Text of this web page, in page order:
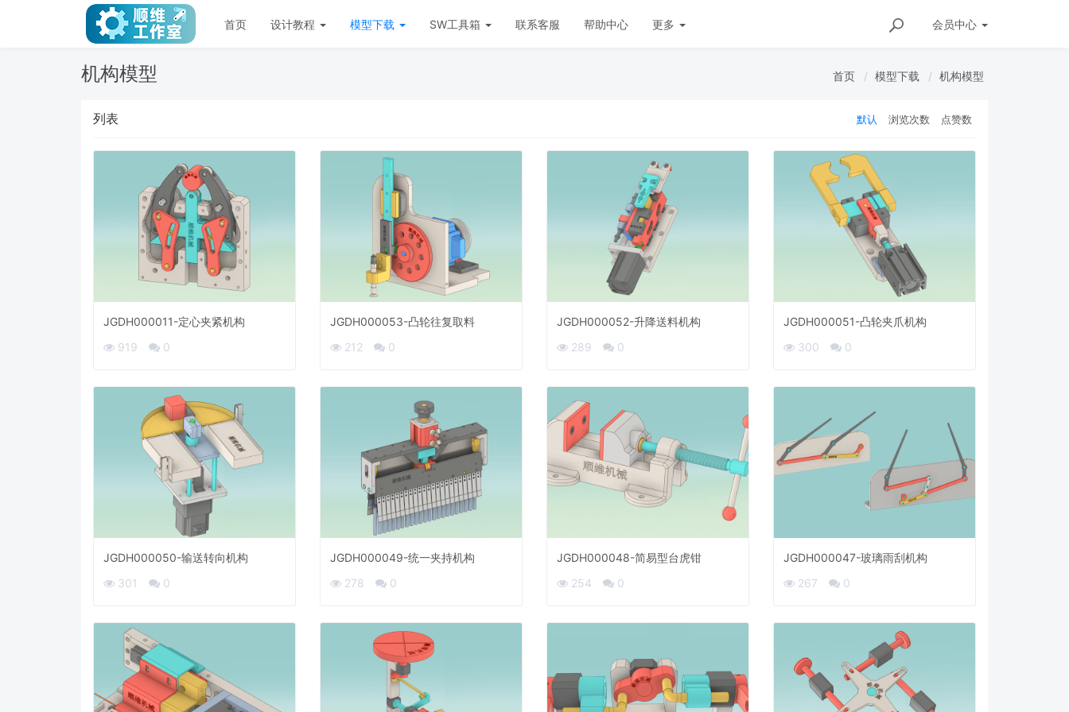
会员中心
首页 设计教程 模型下载 SW工具箱 联系客服 帮助中心 更多
机构模型 首页 模型下载 机构模型
列表 默认 浏览次数 点赞数
JGDH000011-定心夹紧机构
919
0
JGDH000053-凸轮往复取料
212
0
JGDH000052-升降送料机构
289
0
JGDH000051-凸轮夹爪机构
300
0
JGDH000050-输送转向机构
301
0
JGDH000049-统一夹持机构
278
0
JGDH000048-简易型台虎钳
254
0
JGDH000047-玻璃雨刮机构
267
0